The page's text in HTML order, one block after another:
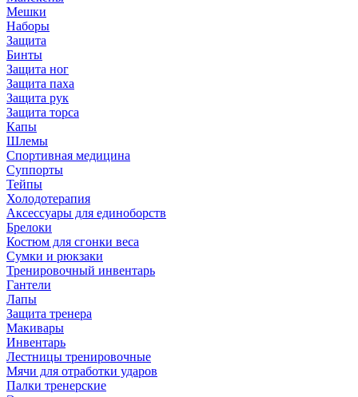
Мешки
Наборы
Защита
Бинты
Защита ног
Защита паха
Защита рук
Защита торса
Капы
Шлемы
Спортивная медицина
Суппорты
Тейпы
Холодотерапия
Аксессуары для единоборств
Брелоки
Костюм для сгонки веса
Сумки и рюкзаки
Тренировочный инвентарь
Гантели
Лапы
Защита тренера
Макивары
Инвентарь
Лестницы тренировочные
Мячи для отработки ударов
Палки тренерские